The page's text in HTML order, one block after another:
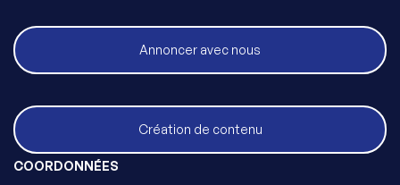
Annoncer avec nous
Création de contenu
COORDONNÉES